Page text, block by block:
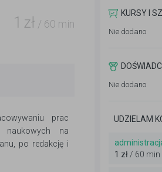
1 zł / 60 min
prac
naukowych na
po redakcję i
KURSY I
Nie dodano
Nie dodano
UDZIELAM
1 zł / 60 min